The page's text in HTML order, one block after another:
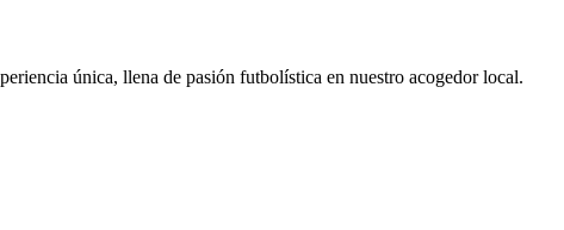
única, llena de pasión futbolística en nuestro acogedor local.